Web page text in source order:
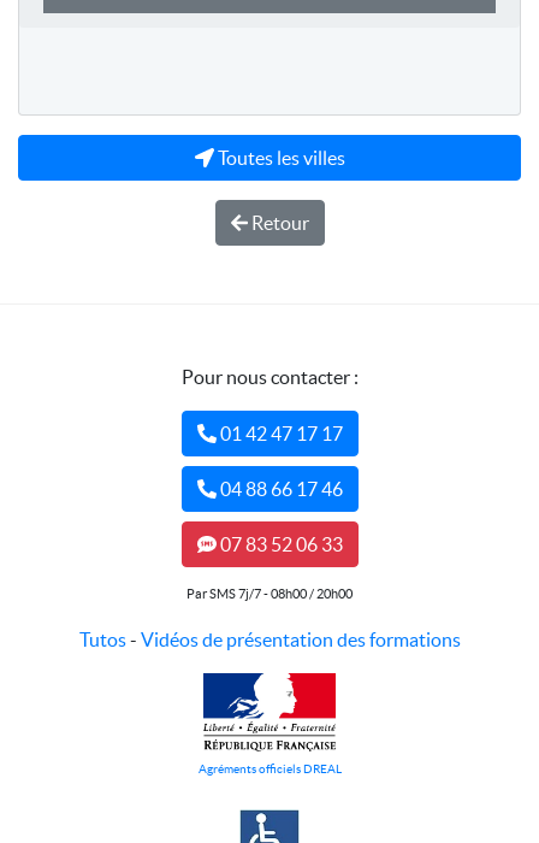
Toutes les villes
Retour
Pour nous contacter :
01 42 47 17 17
04 88 66 17 46
07 83 52 06 33
Par SMS 7j/7 - 08h00 / 20h00
Tutos- Vidéos de présentation des formations
Agréments officiels DREAL